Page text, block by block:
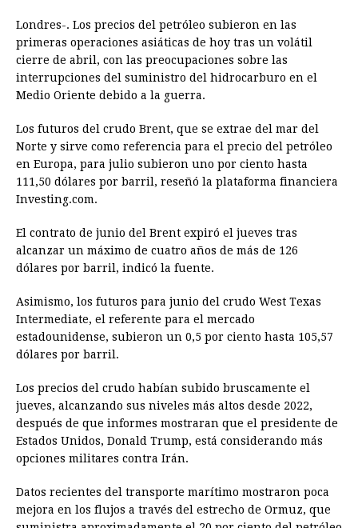
Londres-. Los precios del petróleo subieron en las
primeras operaciones asiáticas de hoy tras un volátil
cierre de abril, con las preocupaciones sobre las
interrupciones del suministro del hidrocarburo en el
Medio Oriente debido a la guerra.
Los futuros del crudo Brent, que se extrae del mar del
Norte y sirve como referencia para el precio del petróleo
en Europa, para julio subieron uno por ciento hasta
111,50 dólares por barril, reseñó la plataforma financiera
Investing.com.
El contrato de junio del Brent expiró el jueves tras
alcanzar un máximo de cuatro años de más de 126
dólares por barril, indicó la fuente.
Asimismo, los futuros para junio del crudo West Texas
Intermediate, el referente para el mercado
estadounidense, subieron un 0,5 por ciento hasta 105,57
dólares por barril.
Los precios del crudo habían subido bruscamente el
jueves, alcanzando sus niveles más altos desde 2022,
después de que informes mostraran que el presidente de
Estados Unidos, Donald Trump, está considerando más
opciones militares contra Irán.
Datos recientes del transporte marítimo mostraron poca
mejora en los flujos a través del estrecho de Ormuz, que